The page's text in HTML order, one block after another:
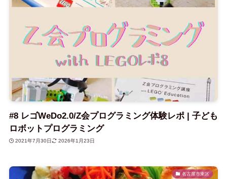
#8 レゴWeDo2.0/Z会プログラミング体験レポ | 子ども
ロボットプログラミング
2021年7月30日 2026年1月23日
名古屋市東区